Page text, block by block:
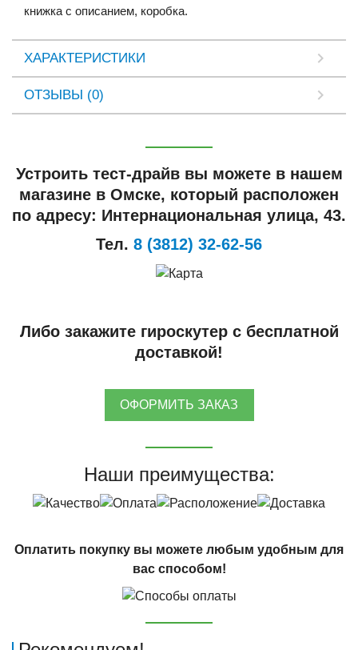
книжка с описанием, коробка.
ХАРАКТЕРИСТИКИ
ОТЗЫВЫ (0)
Устроить тест-драйв вы можете в нашем
магазине в Омске, который расположен
по адресу: Интернациональная улица, 43.
Тел. 8 (3812) 32-62-56
Либо закажите гироскутер с бесплатной
доставкой!
ОФОРМИТЬ ЗАКАЗ
Наши преимущества:
Оплатить покупку вы можете любым удобным для
вас способом!